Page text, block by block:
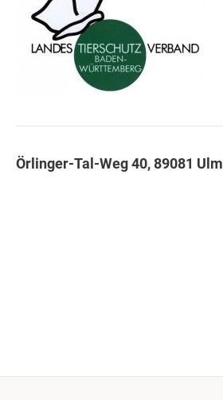
Örlinger-Tal-Weg 40, 89081 Ulm